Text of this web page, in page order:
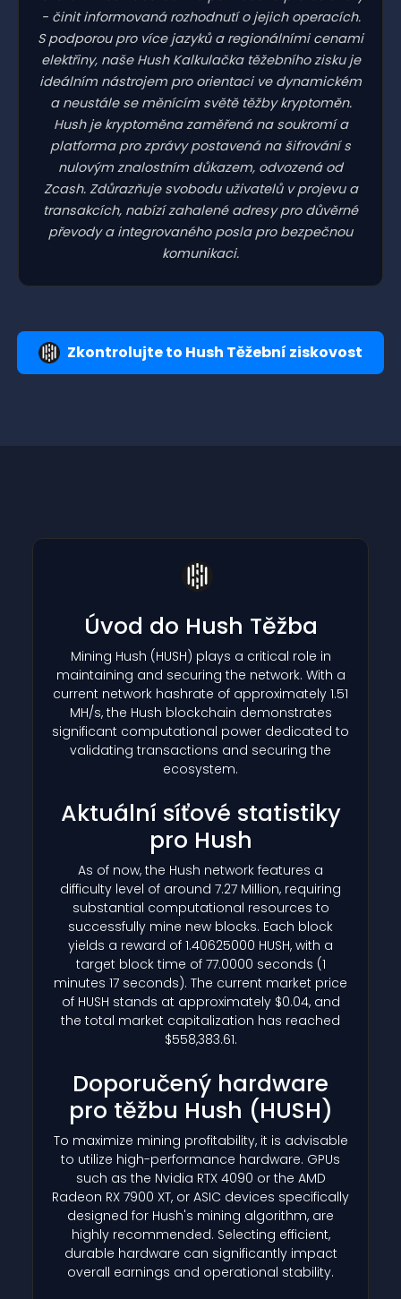
- činit informovaná rozhodnutí o jejich operacích.
S podporou pro více jazyků a regionálními cenami
elektřiny, naše Hush Kalkulačka těžebního zisku je
ideálním nástrojem pro orientaci ve dynamickém
a neustále se měnícím světě těžby kryptoměn.
Hush je kryptoměna zaměřená na soukromí a
platforma pro zprávy postavená na šifrování s
nulovým znalostním důkazem, odvozená od
Zcash. Zdůrazňuje svobodu uživatelů v projevu a
transakcích, nabízí zahalené adresy pro důvěrné
převody a integrovaného posla pro bezpečnou
komunikaci.
Zkontrolujte to Hush Těžební ziskovost
Úvod do Hush Těžba
Mining Hush (HUSH) plays a critical role in
maintaining and securing the network. With a
current network hashrate of approximately 1.51
MH/s, the Hush blockchain demonstrates
significant computational power dedicated to
validating transactions and securing the
ecosystem.
Aktuální síťové statistiky
pro Hush
As of now, the Hush network features a
difficulty level of around 7.27 Million, requiring
substantial computational resources to
successfully mine new blocks. Each block
yields a reward of 1.40625000 HUSH, with a
target block time of 77.0000 seconds (1
minutes 17 seconds). The current market price
of HUSH stands at approximately $0.04, and
the total market capitalization has reached
$558,383.61.
Doporučený hardware
pro těžbu Hush (HUSH)
To maximize mining profitability, it is advisable
to utilize high-performance hardware. GPUs
such as the Nvidia RTX 4090 or the AMD
Radeon RX 7900 XT, or ASIC devices specifically
designed for Hush's mining algorithm, are
highly recommended. Selecting efficient,
durable hardware can significantly impact
overall earnings and operational stability.